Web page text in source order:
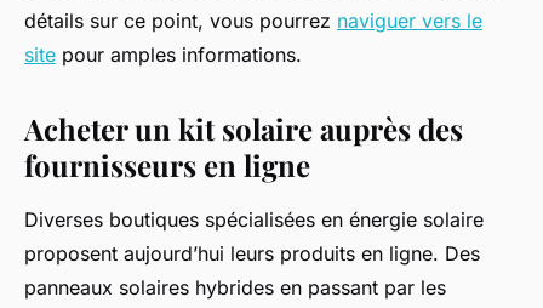
détails sur ce point, vous pourrez naviguer vers le
site pour amples informations.
Acheter un kit solaire auprès des
fournisseurs en ligne
Diverses boutiques spécialisées en énergie solaire
proposent aujourd’hui leurs produits en ligne. Des
panneaux solaires hybrides en passant par les